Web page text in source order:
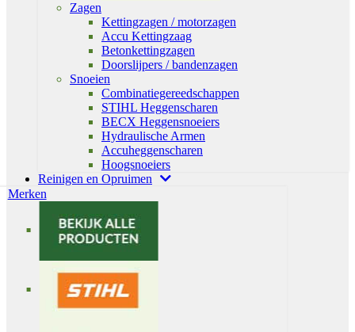
Zagen
Kettingzagen / motorzagen
Accu Kettingzaag
Betonkettingzagen
Doorslijpers / bandenzagen
Snoeien
Combinatiegereedschappen
STIHL Heggenscharen
BECX Heggensnoeiers
Hydraulische Armen
Accuheggenscharen
Hoogsnoeiers
Reinigen en Opruimen
Merken